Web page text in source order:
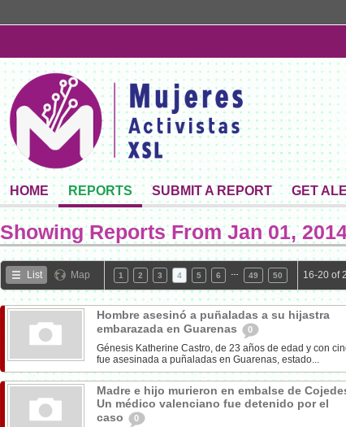
HOME REPORTS SUBMIT A REPORT GET
Showing Reports FromJan 01,
List Map 1 2 3 4 5 6 49 50 16-20 of
Hombre asesinó a puñaladas a su hijastra
embarazada en Guarenas
0
Génesis Katherine Castro, de 23 años de edad y con
fue asesinada a puñaladas en Guarenas, estado...
Madre e hijo murieron en embalse de
Un médico valenciano fue detenido por el
caso
0